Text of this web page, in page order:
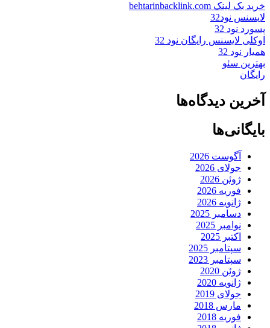
خرید بک لینک behtarinbacklink.com
لایسنس نود32
پسورد نود 32
اوکلی لایسنس رایگان نود 32
همیار نود 32
بهترین سئو
رایگان
آخرین دیدگاه‌ها
بایگانی‌ها
آگوست 2026
جولای 2026
ژوئن 2026
فوریه 2026
ژانویه 2026
دسامبر 2025
نوامبر 2025
اکتبر 2025
سپتامبر 2025
سپتامبر 2023
ژوئن 2020
ژانویه 2020
جولای 2019
مارس 2018
فوریه 2018